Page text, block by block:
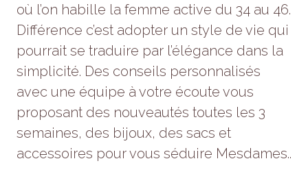
où l’on habille la femme active du 34 au 46.
Différence c’est adopter un style de vie qui
pourrait se traduire par l’élégance dans la
simplicité. Des conseils personnalisés
avec une équipe à votre écoute vous
proposant des nouveautés toutes les 3
semaines, des bijoux, des sacs et
accessoires pour vous séduire Mesdames..
Marketing
En partageant
votre intérêt et
comportement
lorsque vous
site, vous
augmentez
les chances
de voir du